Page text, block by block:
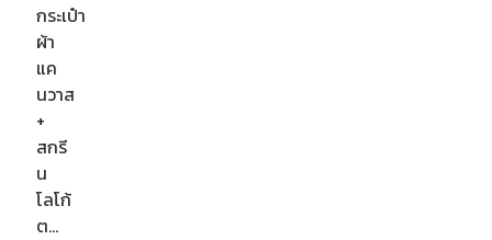
กระเป๋า
ผ้า
แค
นวาส
+
สกรี
น
โลโก้
ต…